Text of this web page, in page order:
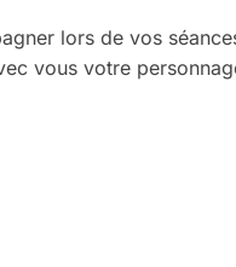
lors de vos
vous votre